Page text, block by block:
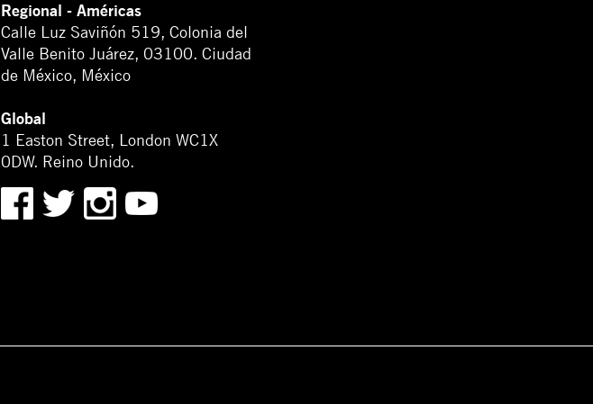
Regional - Américas
Calle Luz Saviñón 519, Colonia del
Valle Benito Juárez, 03100. Ciudad
de México, México
Global
1 Easton Street, London WC1X
0DW. Reino Unido.